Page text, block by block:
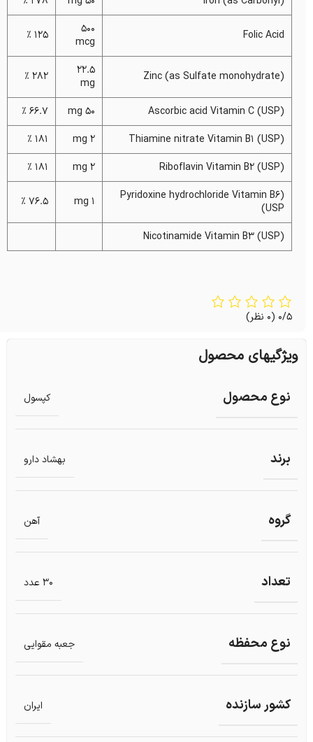
Folic Acid
500
mcg
125 %
(Zinc (as Sulfate monohydrate
22.5
mg
282 %
(Ascorbic acid Vitamin C (USP
50 mg
66.7 %
(Thiamine nitrate Vitamin B1 (USP
2 mg
181 %
(Riboflavin Vitamin B2 (USP
2 mg
181 %
(Pyridoxine hydrochloride Vitamin B6
(USP
1 mg
76.5 %
(Nicotinamide Vitamin B3 (USP
0/5 (0 نظر)
ویژگیهای محصول
نوع محصول کپسول
برند بهشاد دارو
گروه آهن
تعداد 30 عدد
نوع محفظه جعبه مقوایی
کشور سازنده ایران